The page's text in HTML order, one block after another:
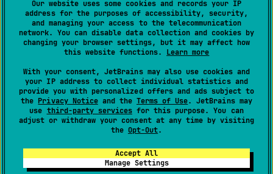
Our website uses some cookies and records your IP
address for the purposes of accessibility, security,
and managing your access to the telecommunication
network. You can disable data collection and cookies by
changing your browser settings, but it may affect how
this website functions. Learn more
With your consent, JetBrains may also use cookies and
your IP address to collect individual statistics and
provide you with personalized offers and ads subject to
the Privacy Noticeand the Terms of Use. JetBrains may
use third-party servicesfor this purpose. You can
adjust or withdraw your consent at any time by visiting
the Opt-Out.
Accept All
Manage Settings
最終更新日： 2026 年 7 月 14 日
Pipenvは、Python プロジェクトの仮想環境を作成する
ケージをインストールまたはアンインストールすると、
Pipfileファイルを介して自動的に プロジェクトパッケ
ージが管理されます。
定論的なビルドを作成し、作業環境のスナップショット
を作成するために使用されます。 プロジェクトの要件や